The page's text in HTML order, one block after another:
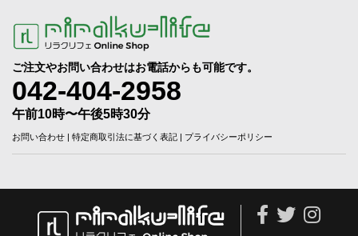
ご注文やお問い合わせはお電話からも可能です。
042-404-2958
午前10時〜午後5時30分
お問い合わせ| 特定商取引法に基づく表記| プライバシーポリシー